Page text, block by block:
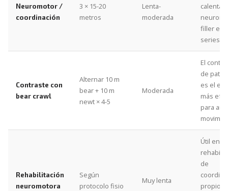
Neuromotor /
coordinación
3 × 15-20
metros
Lenta-
moderada
filler
series.
Contraste con
bear crawl
Alternar 10 m
bear + 10 m
newt × 4-5
Moderada
El
de
es el
más
para
Rehabilitación
neuromotora
Según
protocolo fisio
Muy lenta
Útil en
de